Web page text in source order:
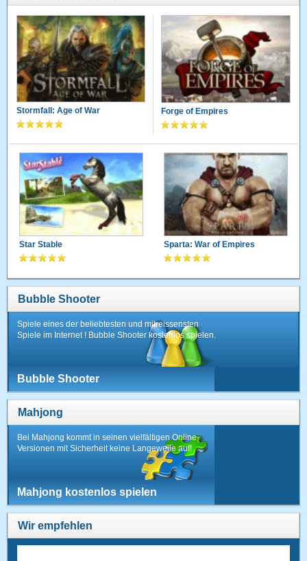
Stormfall: Age of War Forge of Empires
Star Stable Sparta: War of Empires
Bubble Shooter
Spiele eines der beliebtesten und mitreissensten
Spiele im Internet ! Bubble Shooter kostenlos spielen.
Bubble Shooter
Mahjong
Bei Mahjong kommt in seinen vielfältigen Online-
Versionen mit Sicherheit keine Langeweile auf!
Mahjong kostenlos spielen
Wir empfehlen